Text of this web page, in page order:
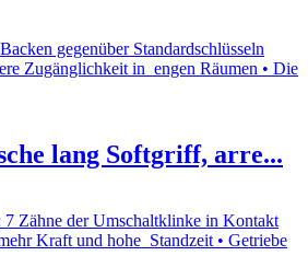
gegenüber Standardschlüsseln
Zugänglichkeit in engen Räumen • Die
lang Softgriff, arre...
Zähne der Umschaltklinke in Kontakt
Kraft und hohe Standzeit • Getriebe